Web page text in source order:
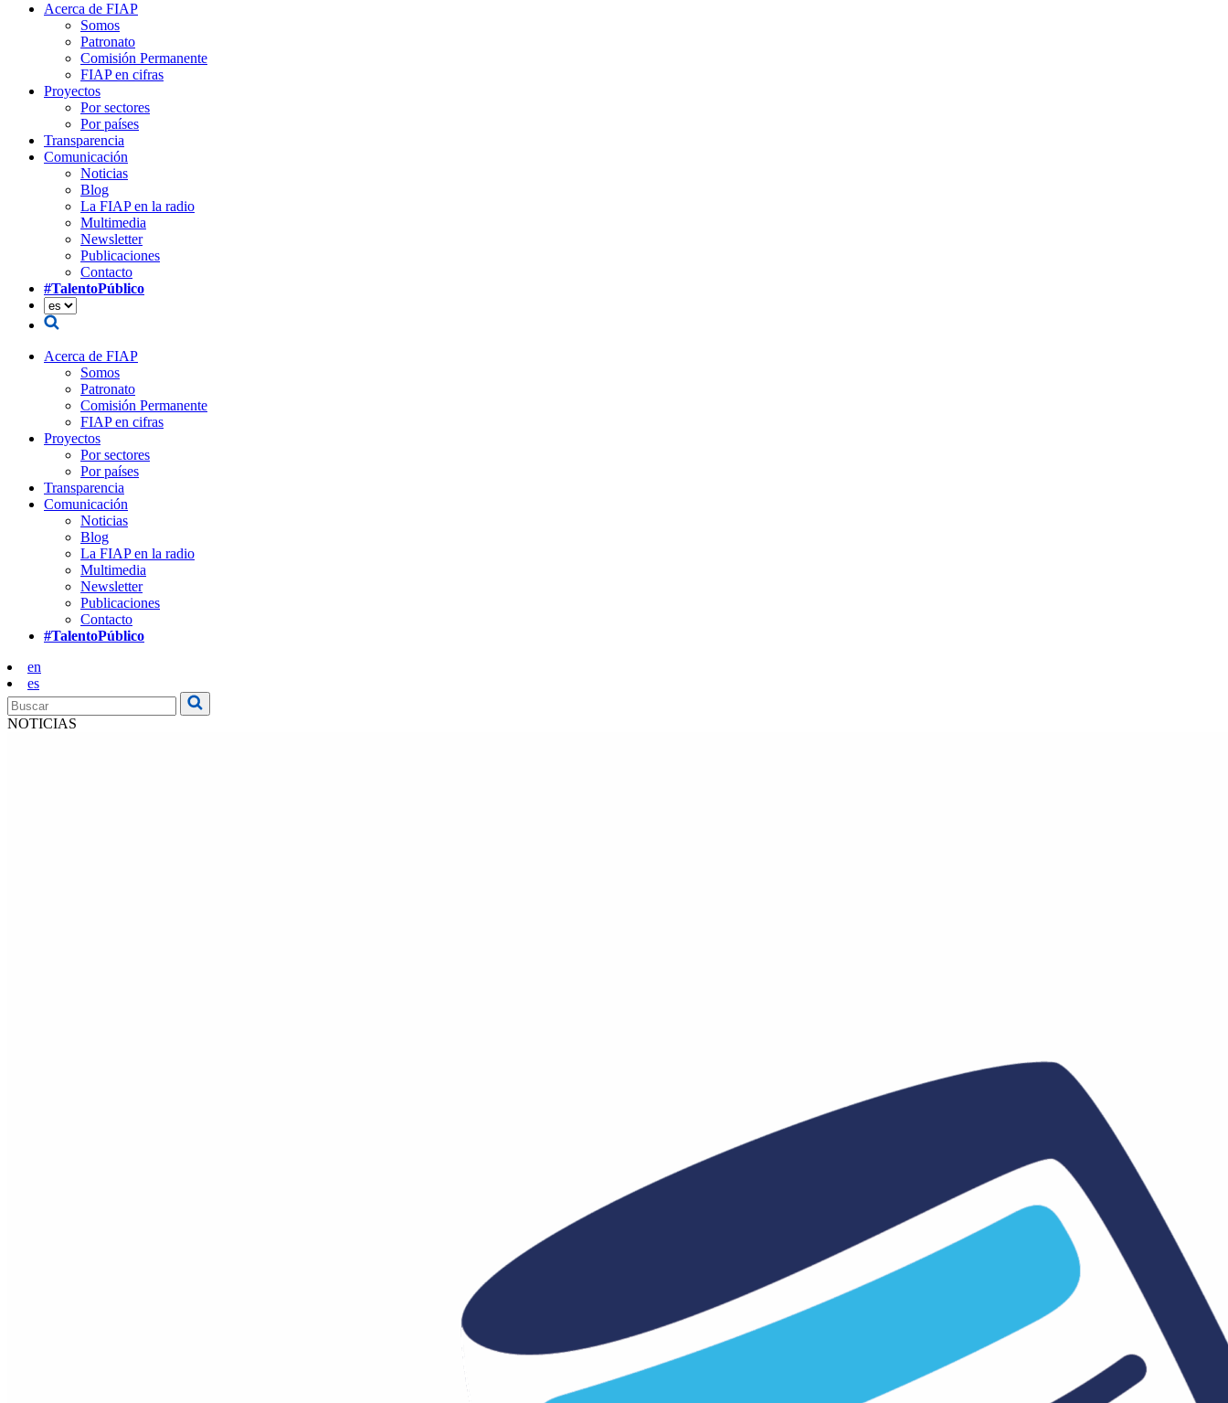
Acerca de FIAP
Somos
Patronato
Comisión Permanente
FIAP en cifras
Proyectos
Por sectores
Por países
Transparencia
Comunicación
Noticias
Blog
La FIAP en la radio
Multimedia
Newsletter
Publicaciones
Contacto
#TalentoPúblico
Acerca de FIAP
Somos
Patronato
Comisión Permanente
FIAP en cifras
Proyectos
Por sectores
Por países
Transparencia
Comunicación
Noticias
Blog
La FIAP en la radio
Multimedia
Newsletter
Publicaciones
Contacto
#TalentoPúblico
en
es
NOTICIAS